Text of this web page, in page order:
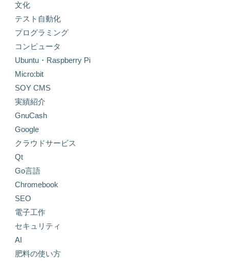
文化
テスト自動化
プログラミング
コンピュータ
Ubuntu・Raspberry Pi
Micro:bit
SOY CMS
実績紹介
GnuCash
Google
クラウドサービス
Qt
Go言語
Chromebook
SEO
電子工作
セキュリティ
AI
肥料の使い方